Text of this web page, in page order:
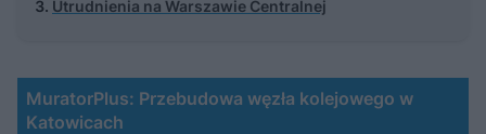
Utrudnienia na Warszawie Centralnej
MuratorPlus: Przebudowa węzła kolejowego w
Katowicach